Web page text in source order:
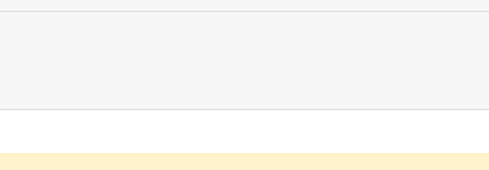
10/24/2024
10/24/2024